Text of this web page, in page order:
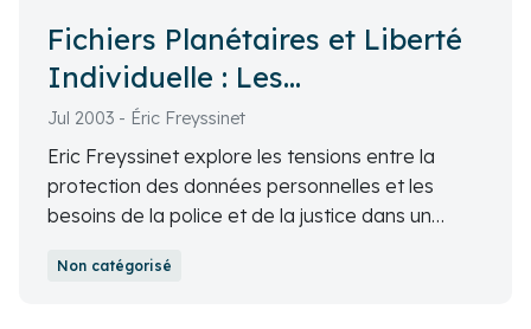
Fichiers Planétaires et Liberté
Individuelle : Les
Préoccupations de la Police et
de la Justice
Jul 2003 - Éric Freyssinet
Eric Freyssinet explore les tensions entre la
protection des données personnelles et les
besoins de la police et de la justice dans un
loi Informatique et Libertés, les difficultés
Non catégorisé